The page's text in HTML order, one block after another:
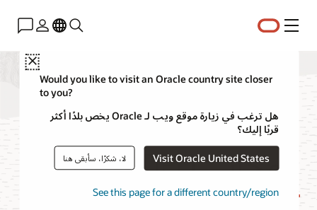
القائمة
Close
Would you like to visit an Oracle country site closer
to you?
هل ترغب في زيارة موقع ويب لـ Oracle يخص بلدًا أكثر
قربًا إليك؟
Visit Oracle United States لا، شكرًا، سأبقى هنا
See this page for a different country/region
مستوى Oracle Cloud
المجاني (Free Tier)